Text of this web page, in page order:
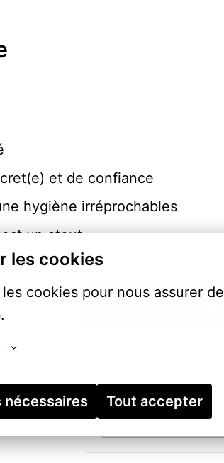
les cookies
cookies pour nous assurer
Tout accepter
et de confiance
hygiène irréprochables
un atout
Apply with Indeed